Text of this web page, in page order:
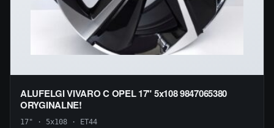
ALUFELGI VIVARO C OPEL 17" 5x108 9847065380
ORYGINALNE!
17" · 5x108 · ET44